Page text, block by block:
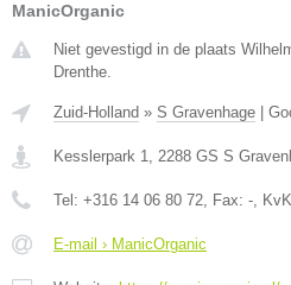
ManicOrganic
Niet gevestigd in de plaats
Drenthe.
Zuid-Holland » S Gravenhage
Kesslerpark 1, 2288 GS S
Tel: +316 14 06 80 72, Fax: -,
E-mail › ManicOrganic